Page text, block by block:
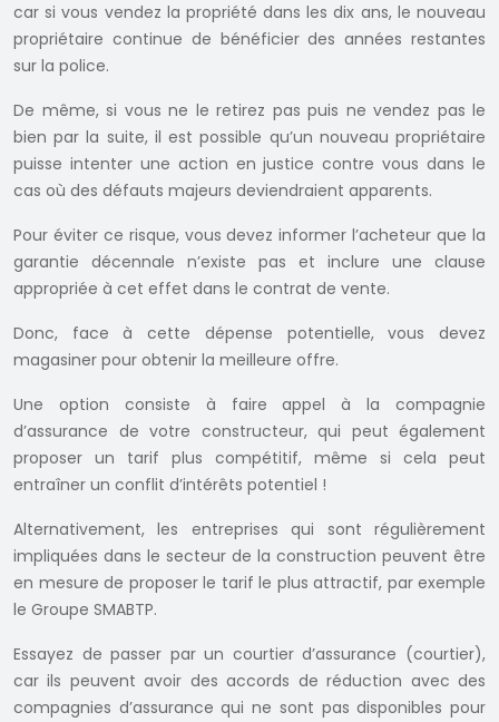
car si vous vendez la propriété dans les dix ans, le nouveau
propriétaire continue de bénéficier des années restantes
sur la police.
De même, si vous ne le retirez pas puis ne vendez pas le
bien par la suite, il est possible qu’un nouveau propriétaire
puisse intenter une action en justice contre vous dans le
cas où des défauts majeurs deviendraient apparents.
Pour éviter ce risque, vous devez informer l’acheteur que la
garantie décennale n’existe pas et inclure une clause
appropriée à cet effet dans le contrat de vente.
Donc, face à cette dépense potentielle, vous devez
magasiner pour obtenir la meilleure offre.
Une option consiste à faire appel à la compagnie
d’assurance de votre constructeur, qui peut également
proposer un tarif plus compétitif, même si cela peut
entraîner un conflit d’intérêts potentiel !
Alternativement, les entreprises qui sont régulièrement
impliquées dans le secteur de la construction peuvent être
en mesure de proposer le tarif le plus attractif, par exemple
le Groupe SMABTP.
Essayez de passer par un courtier d’assurance (courtier),
car ils peuvent avoir des accords de réduction avec des
compagnies d’assurance qui ne sont pas disponibles pour